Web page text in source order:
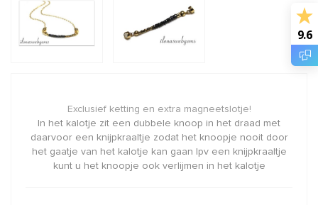
Exclusief ketting en extra magneetslotje!
In het kalotje zit een dubbele knoop in het draad met
daarvoor een knijpkraaltje zodat het knoopje nooit door
het gaatje van het kalotje kan gaan Ipv een knijpkraaltje
kunt u het knoopje ook verlijmen in het kalotje
9.6